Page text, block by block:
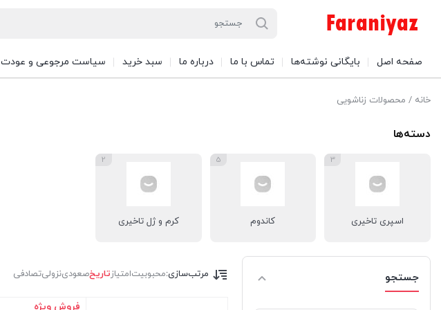
صفحه اصل بایگانی نوشته‌ها تماس با ما درباره ما سبد خرید سیاست مرجوعی و عودت
خانه / محصولات زناشویی
دسته‌ها
اسپری تاخیری
3
کاندوم
5
کرم و ژل تاخیری
2
جستجو مرتب‌سازی:محبوبیتامتیازتاریخصعودینزولیتصادفی
فروش ویژه